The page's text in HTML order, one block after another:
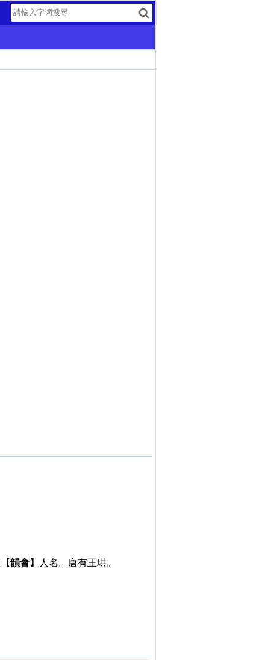
【韻會】
人名。唐有王珙。